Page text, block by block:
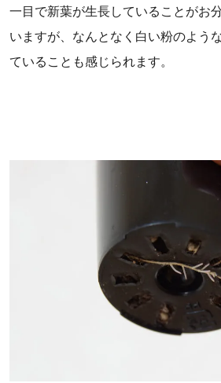
一目で新葉が生長していることがお
いますが、なんとなく白い粉のよう
ていることも感じられます。